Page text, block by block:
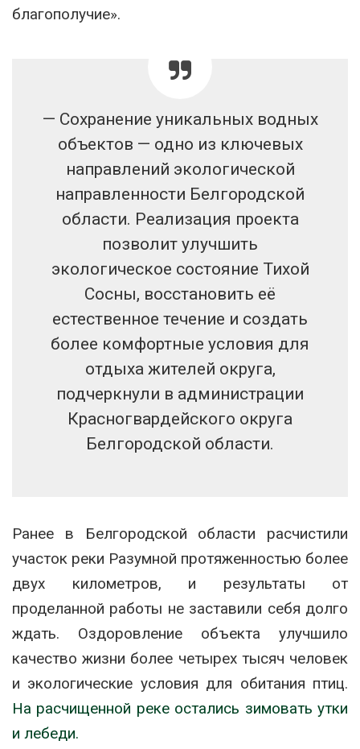
благополучие».
— Сохранение уникальных водных
объектов — одно из ключевых
направлений экологической
направленности Белгородской
области. Реализация проекта
позволит улучшить
экологическое состояние Тихой
Сосны, восстановить её
естественное течение и создать
более комфортные условия для
отдыха жителей округа,
подчеркнули в администрации
Красногвардейского округа
Белгородской области.
Ранее в Белгородской области расчистили
участок реки Разумной протяженностью более
двух километров, и результаты от
проделанной работы не заставили себя долго
ждать. Оздоровление объекта улучшило
качество жизни более четырех тысяч человек
и экологические условия для обитания птиц.
На расчищенной реке остались зимовать утки
и лебеди.